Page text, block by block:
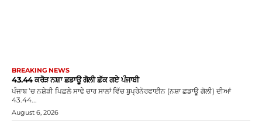
BREAKING NEWS
43.44 ਕਰੋੜ ਨਸ਼ਾ ਛਡਾਊ ਗੋਲੀ ਛੱਕ ਗਏ ਪੰਜਾਬੀ
ਪੰਜਾਬ ’ਚ ਨਸ਼ੇੜੀ ਪਿਛਲੇ ਸਾਢੇ ਚਾਰ ਸਾਲਾਂ ਵਿੱਚ ਬੁਪ੍ਰੇਨੋਰਫਾਈਨ (ਨਸ਼ਾ ਛਡਾਊ ਗੋਲੀ) ਦੀਆਂ
43.44...
August 6, 2026